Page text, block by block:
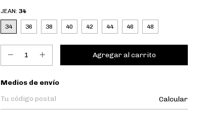
JEAN: 34
34 36 38 40 42 44 46 48
Entregas para el CP:
Medios de envío
Calcular